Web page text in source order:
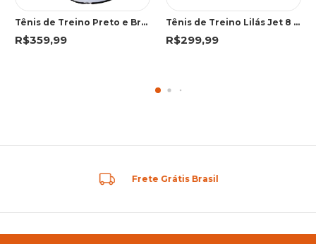
Tênis de Treino Preto e Branco Run Defy | Nike
R$359,99
Tênis de Treino Lilás Jet 8 | Mizuno
R$299,99
Frete Grátis Brasil